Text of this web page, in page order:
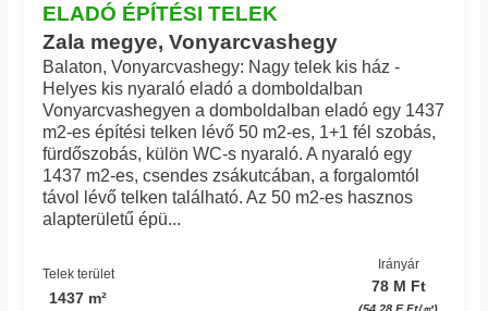
ELADÓ ÉPÍTÉSI TELEK
Zala megye, Vonyarcvashegy
Balaton, Vonyarcvashegy: Nagy telek kis ház -
Helyes kis nyaraló eladó a domboldalban
Vonyarcvashegyen a domboldalban eladó egy 1437
m2-es építési telken lévő 50 m2-es, 1+1 fél szobás,
fürdőszobás, külön WC-s nyaraló. A nyaraló egy
1437 m2-es, csendes zsákutcában, a forgalomtól
távol lévő telken található. Az 50 m2-es hasznos
alapterületű épü...
Telek terület
1437 m²
Irányár
78 M Ft